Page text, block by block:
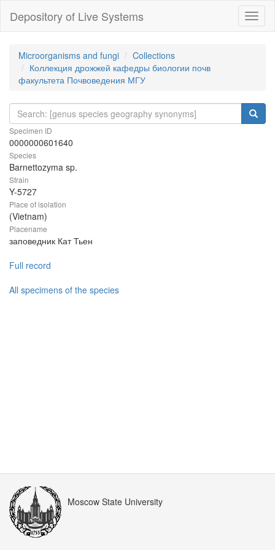
Depository of Live Systems
Microorganisms and fungi
Collections
Коллекция дрожжей кафедры биологии почв
факультета Почвоведения МГУ
Specimen ID
0000000601640
Species
Barnettozyma sp.
Strain
Y-5727
Place of isolation
(Vietnam)
Placename
заповедник Кат Тьен
Full record
All specimens of the species
Moscow State University